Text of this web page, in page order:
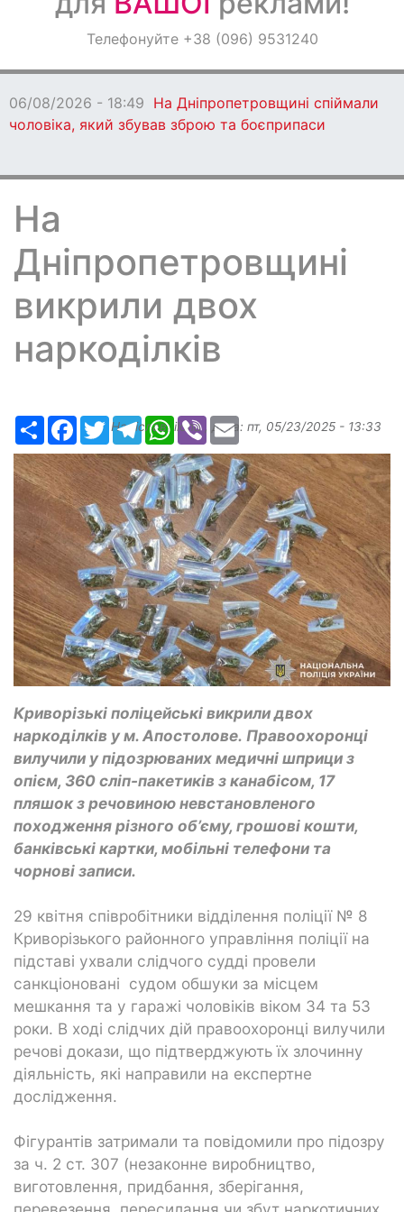
ОголошенняТелефонуйте +38 (096) 9531240
06/08/2026 - 18:49 На Дніпропетровщині спіймали
чоловіка, який збував зброю та боєприпаси
На
Дніпропетровщині
викрили двох
наркоділків
РесурсFacebook
TwitterTelegramWhatsApp
ViberEmail
Надіслав: ilona, дата: пт, 05/23/2025 - 13:33
Криворізькі поліцейські викрили двох
наркоділків у м. Апостолове. Правоохоронці
вилучили у підозрюваних медичні шприци з
опієм, 360 сліп-пакетиків з канабісом, 17
пляшок з речовиною невстановленого
походження різного об’єму, грошові кошти,
банківські картки, мобільні телефони та
чорнові записи.
29 квітня співробітники відділення поліції № 8
Криворізького районного управління поліції на
підставі ухвали слідчого судді провели
санкціоновані судом обшуки за місцем
мешкання та у гаражі чоловіків віком 34 та 53
роки. В ході слідчих дій правоохоронці вилучили
речові докази, що підтверджують їх злочинну
діяльність, які направили на експертне
дослідження.
Фігурантів затримали та повідомили про підозру
за ч. 2 ст. 307 (незаконне виробництво,
виготовлення, придбання, зберігання,